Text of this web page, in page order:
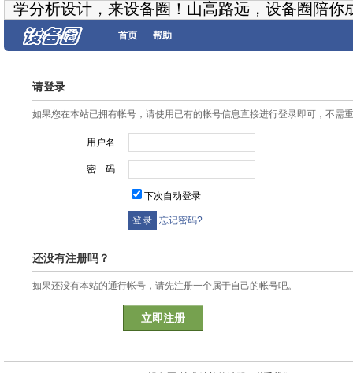
学分析设计，来设备圈！山高路远，设备圈陪你
首页 帮助
请登录
如果您在本站已拥有帐号，请使用已有的帐号信息直接进行登录即可，不需
用户名
密 码
下次自动登录
忘记密码?
还没有注册吗？
如果还没有本站的通行帐号，请先注册一个属于自己的帐号吧。
立即注册